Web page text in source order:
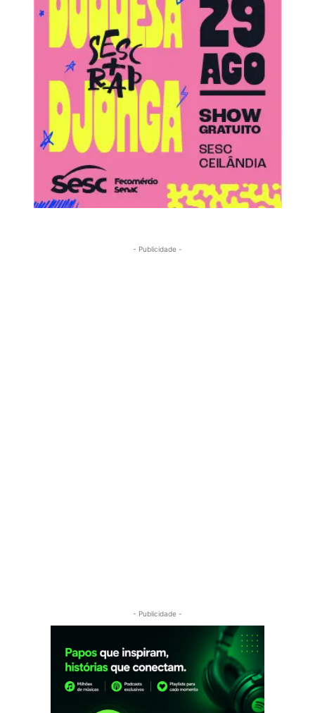
- Publicidade -
- Publicidade -